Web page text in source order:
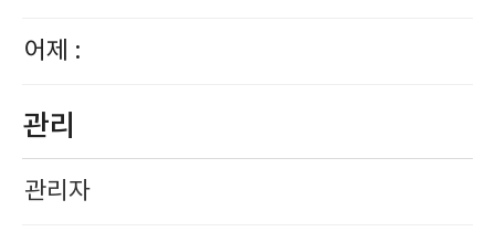
어제 :
관리
관리자